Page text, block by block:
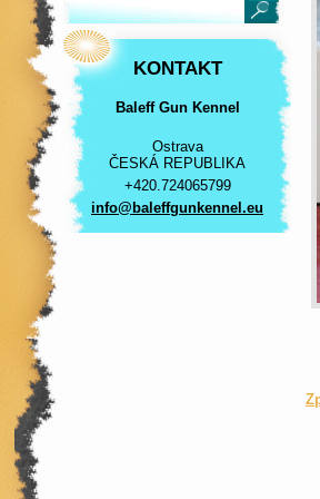
KONTAKT
Baleff Gun Kennel
Ostrava
ČESKÁ REPUBLIKA
+420.724065799
info@bal effgunkennel.eu